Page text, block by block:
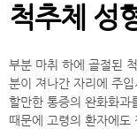
척추체 성
부분 마취 하에 골절된
분이 져나간 자리에 주
할만한 통증의 완화화과
때문에 고령의 환자에도